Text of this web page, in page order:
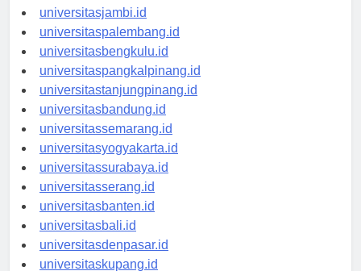
universitaspekanbaru.id
universitasjambi.id
universitaspalembang.id
universitasbengkulu.id
universitaspangkalpinang.id
universitastanjungpinang.id
universitasbandung.id
universitassemarang.id
universitasyogyakarta.id
universitassurabaya.id
universitasserang.id
universitasbanten.id
universitasbali.id
universitasdenpasar.id